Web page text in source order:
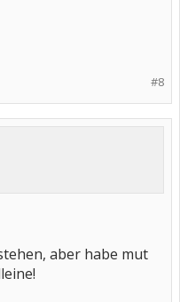
#8
aber habe mut